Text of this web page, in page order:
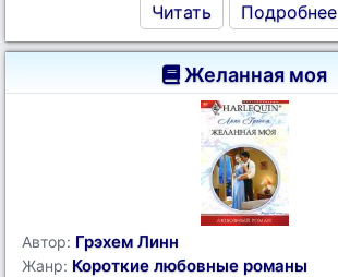
Читать Подробнее
Желанная моя
Автор: Грэхем Линн
Жанр: Короткие любовные романы